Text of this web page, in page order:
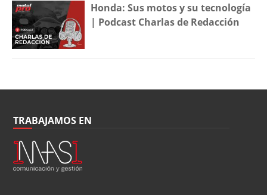
Honda: Sus motos y su tecnología
| Podcast Charlas de Redacción
TRABAJAMOS EN